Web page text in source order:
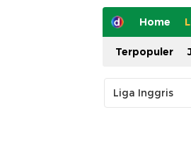
Home
Terpopuler